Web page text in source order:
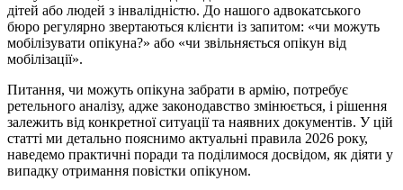
дітей або людей з інвалідністю. До нашого адвокатського
бюро регулярно звертаються клієнти із запитом: «чи можуть
мобілізувати опікуна?» або «чи звільняється опікун від
мобілізації».
Питання, чи можуть опікуна забрати в армію, потребує
ретельного аналізу, адже законодавство змінюється, і рішення
залежить від конкретної ситуації та наявних документів. У цій
статті ми детально пояснимо актуальні правила 2026 року,
наведемо практичні поради та поділимося досвідом, як діяти у
випадку отримання повістки опікуном.